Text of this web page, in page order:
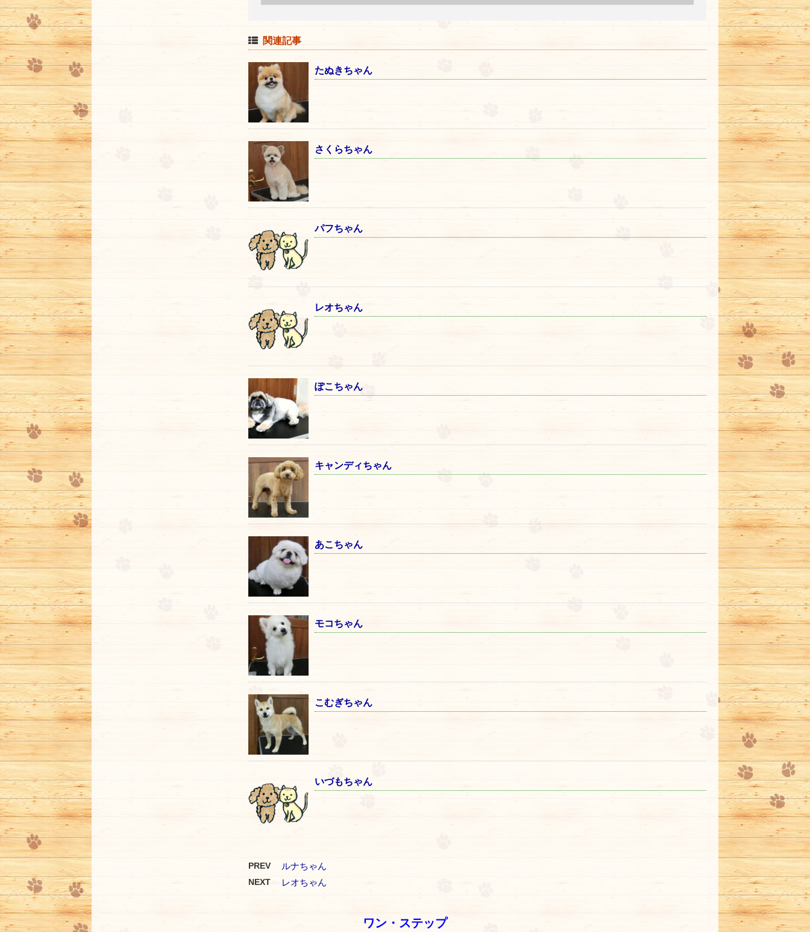
関連記事
たぬきちゃん
さくらちゃん
パフちゃん
レオちゃん
ぽこちゃん
キャンディちゃん
あこちゃん
モコちゃん
こむぎちゃん
いづもちゃん
PREV ルナちゃん
NEXT レオちゃん
ワン・ステップ